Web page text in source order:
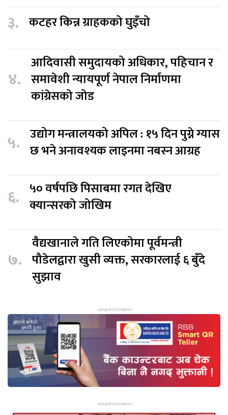
३. कटहर किन्न ग्राहकको घुइँचो
४.
आदिवासी समुदायको अधिकार, पहिचान र
समावेशी न्यायपूर्ण नेपाल निर्माणमा
कांग्रेसको जोड
५. उद्योग मन्त्रालयको अपिल : १५ दिन पुग्ने ग्यास
छ भने अनावश्यक लाइनमा नबस्न आग्रह
६. ५० वर्षपछि पिसाबमा रगत देखिए
क्यान्सरको जोखिम
७.
वैद्यखानाले गति लिएकोमा पूर्वमन्त्री
पौडेलद्वारा खुसी व्यक्त, सरकारलाई ६ बुँदे
सुझाव